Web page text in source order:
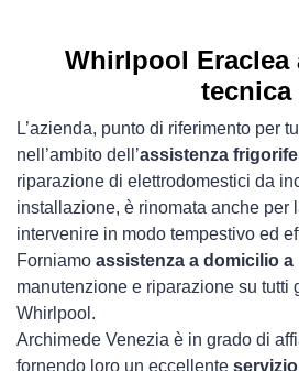
Whirlpool Eraclea
tecnica
L’azienda, punto di riferimento per
nell’ambito dell’assistenza
riparazione di elettrodomestici da
installazione, è rinomata anche per
intervenire in modo tempestivo ed
Forniamo assistenza a domicilio a
manutenzione e riparazione su tutti
Whirlpool.
Archimede Venezia è in grado di
fornendo loro un eccellente